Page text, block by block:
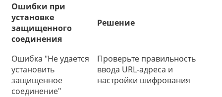
Ошибки при
установке
защищенного
соединения
Решение
Ошибка "Не удается
установить
защищенное
соединение"
Проверьте правильность
ввода URL-адреса и
настройки шифрования